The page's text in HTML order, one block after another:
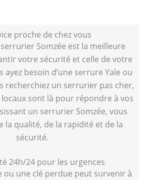
proche de chez vous
Somzée est la meilleure
votre sécurité et celle de votre
ayez besoin d’une serrure Yale ou
recherchiez un serrurier pas cher,
sont là pour répondre à vos
un serrurier Somzée, vous
la qualité, de la rapidité et de la
sécurité.
24h/24 pour les urgences
ou une clé perdue peut survenir à